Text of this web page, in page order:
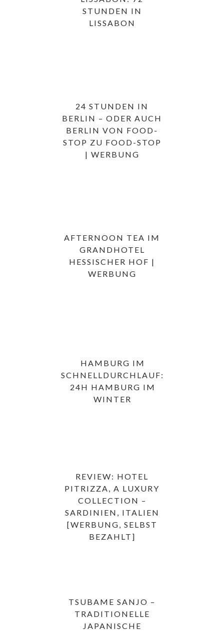
STUNDEN IN
LISSABON
24 STUNDEN IN
BERLIN – ODER AUCH
BERLIN VON FOOD-
STOP ZU FOOD-STOP
| WERBUNG
AFTERNOON TEA IM
GRANDHOTEL
HESSISCHER HOF |
WERBUNG
HAMBURG IM
SCHNELLDURCHLAUF:
24H HAMBURG IM
WINTER
REVIEW: HOTEL
PITRIZZA, A LUXURY
COLLECTION –
SARDINIEN, ITALIEN
[WERBUNG, SELBST
BEZAHLT]
TSUBAME SANJO –
TRADITIONELLE
JAPANISCHE